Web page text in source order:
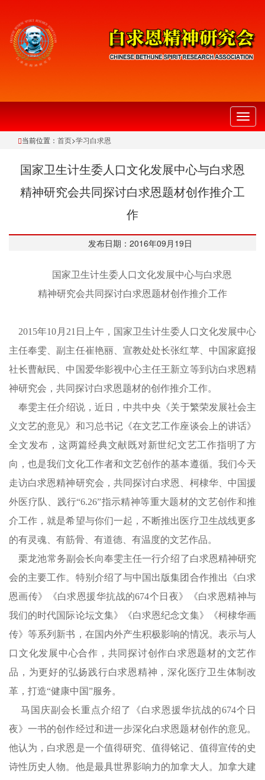
切
换
当前位置： 首页>学习白求恩
国家卫生计生委人口文化发展中心与白求恩
精神研究会共同探讨白求恩题材创作推介工
作
发布日期：2016年09月19日
国家卫生计生委人口文化发展中心与白求恩
精神研究会共同探讨白求恩题材创作推介工作
2015年10月21日上午，国家卫生计生委人口文化发展中心
主任奉雯、副主任崔艳丽、宣教处处长张红苹、中国家庭报
社长曹献民、中国爱华影视中心主任王新立等到访白求恩精
神研究会，共同探讨白求恩题材的创作推介工作。
奉雯主任介绍说，近日，中共中央《关于繁荣发展社会主
义文艺的意见》和习总书记《在文艺工作座谈会上的讲话》
全文发布，这两篇经典文献既对新世纪文艺工作指明了方
向，也是我们文化工作者和文艺创作的基本遵循。我们今天
走访白求恩精神研究会，共同探讨白求恩、柯棣华、中国援
外医疗队、践行“6.26”指示精神等重大题材的文艺创作和推
介工作，就是希望与你们一起，不断推出医疗卫生战线更多
的有灵魂、有筋骨、有道德、有温度的文艺作品。
栗龙池常务副会长向奉雯主任一行介绍了白求恩精神研究
会的主要工作。特别介绍了与中国出版集团合作推出《白求
恩画传》《白求恩援华抗战的674个日夜》《白求恩精神与
我们的时代国际论坛文集》《白求恩纪念文集》《柯棣华画
传》等系列新书，在国内外产生积极影响的情况。表示与人
口文化发展中心合作，共同探讨创作白求恩题材的文艺作
品，为更好的弘扬践行白求恩精神，深化医疗卫生体制改
革，打造“健康中国”服务。
马国庆副会长重点介绍了《白求恩援华抗战的674个日
夜》一书的创作经过和进一步深化白求恩题材创作的意见。
他认为，白求恩是一个值得研究、值得铭记、值得宣传的史
诗性历史人物。他是最具世界影响力的加拿大人。加拿大建